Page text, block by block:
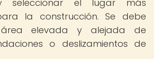
seleccionar el lugar más
la construcción. Se debe
elevada y alejada de
o deslizamientos de